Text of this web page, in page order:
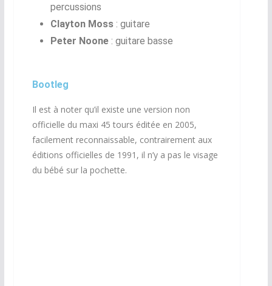
percussions
Clayton Moss: guitare
Peter Noone: guitare basse
Bootleg
Il est à noter qu’il existe une version non
officielle du maxi 45 tours éditée en 2005,
facilement reconnaissable, contrairement aux
éditions officielles de 1991, il n’y a pas le visage
du bébé sur la pochette.